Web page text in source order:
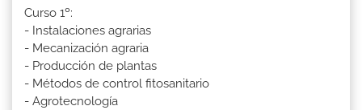
Curso 1º:
- Instalaciones agrarias
- Mecanización agraria
- Producción de plantas
- Métodos de control fitosanitario
- Agrotecnología